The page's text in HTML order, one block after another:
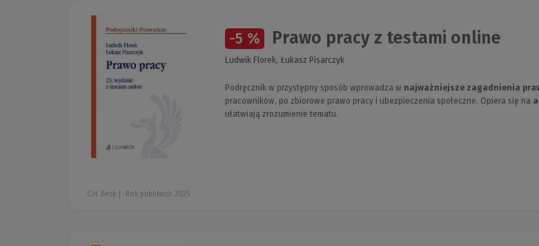
-5 % Prawo pracy z testami online
Ludwik Florek, Łukasz Pisarczyk
Podręcznik w przystępny sposób wprowadza w najważniejsze zagadnienia
pracowników, po zbiorowe prawo pracy i ubezpieczenia społeczne. Opiera się na
ułatwiają zrozumienie tematu.
C.H. Beck Rok publikacji: 2025